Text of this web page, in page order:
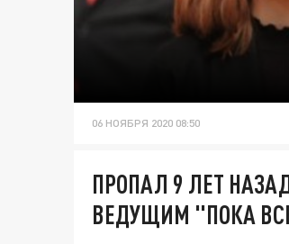
06 НОЯБРЯ 2020 08:50
ПРОПАЛ 9 ЛЕТ
ВЕДУЩИМ "ПОКА